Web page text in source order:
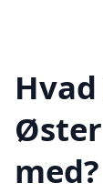
med?